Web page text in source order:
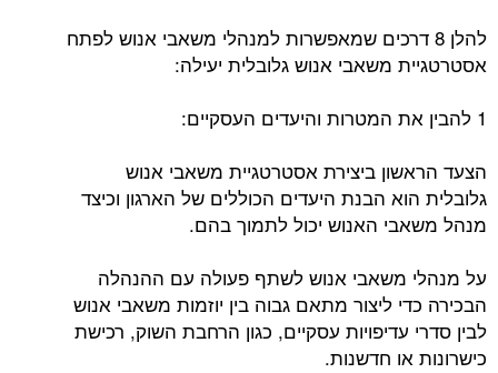
להלן 8 דרכים שמאפשרות למנהלי משאבי אנוש לפתח
אסטרטגיית משאבי אנוש גלובלית יעילה:
1 להבין את המטרות והיעדים העסקיים:
הצעד הראשון ביצירת אסטרטגיית משאבי אנוש
גלובלית הוא הבנת היעדים הכוללים של הארגון וכיצד
מנהל משאבי האנוש יכול לתמוך בהם.
על מנהלי משאבי אנוש לשתף פעולה עם ההנהלה
הבכירה כדי ליצור מתאם גבוה בין יוזמות משאבי אנוש
לבין סדרי עדיפויות עסקיים, כגון הרחבת השוק, רכישת
כישרונות או חדשנות.